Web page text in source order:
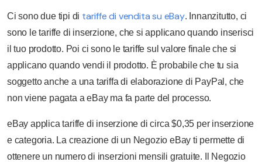
Ci sono due tipi di tariffe di vendita su eBay. Innanzitutto, ci
sono le tariffe di inserzione, che si applicano quando inserisci
il tuo prodotto. Poi ci sono le tariffe sul valore finale che si
applicano quando vendi il prodotto. È probabile che tu sia
soggetto anche a una tariffa di elaborazione di PayPal, che
non viene pagata a eBay ma fa parte del processo.
eBay applica tariffe di inserzione di circa $0,35 per inserzione
e categoria. La creazione di un Negozio eBay ti permette di
ottenere un numero di inserzioni mensili gratuite. Il Negozio